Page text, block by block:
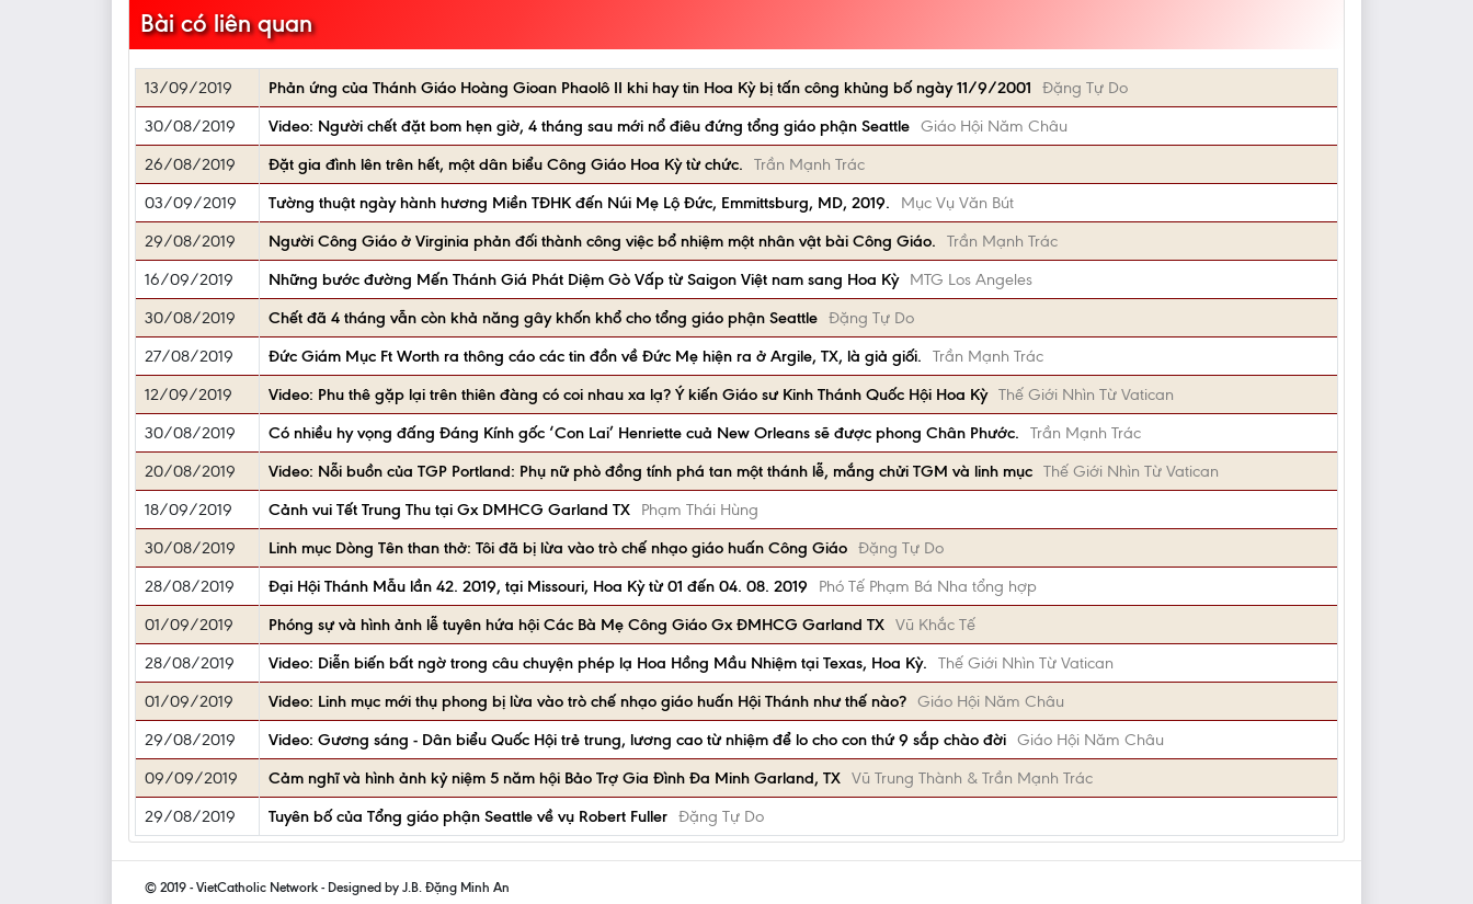
Bài có liên quan
13/09/2019 Phản ứng của Thánh Giáo Hoàng Gioan Phaolô II khi hay tin Hoa Kỳ bị tấn công khủng bố ngày 11/9/2001
Đặng Tự Do
30/08/2019
Video: Người chết đặt bom hẹn giờ, 4 tháng sau mới nổ điêu đứng tổng giáo phận Seattle Giáo Hội Năm Châu
26/08/2019
Đặt gia đình lên trên hết, một dân biểu Công Giáo Hoa Kỳ từ chức.
Trần Mạnh Trác
03/09/2019
Tường thuật ngày hành hương Miền TĐHK đến Núi Mẹ Lộ Đức, Emmittsburg, MD, 2019.
Mục Vụ Văn Bút
29/08/2019
Người Công Giáo ở Virginia phản đối thành công việc bổ nhiệm một nhân vật bài Công Giáo.
Trần Mạnh Trác
16/09/2019
Những bước đường Mến Thánh Giá Phát Diệm Gò Vấp từ Saigon Việt nam sang Hoa Kỳ
MTG Los Angeles
30/08/2019
Chết đã 4 tháng vẫn còn khả năng gây khốn khổ cho tổng giáo phận Seattle Đặng Tự Do
27/08/2019
Đức Giám Mục Ft Worth ra thông cáo các tin đồn về Đức Mẹ hiện ra ở Argile, TX, là giả giối.
Trần Mạnh Trác
12/09/2019
Video: Phu thê gặp lại trên thiên đàng có coi nhau xa lạ? Ý kiến Giáo sư Kinh Thánh Quốc Hội Hoa Kỳ Thế Giới Nhìn Từ Vatican
30/08/2019
Có nhiều hy vọng đấng Đáng Kính gốc ‘Con Lai’ Henriette cuả New Orleans sẽ được phong Chân Phước.
Trần Mạnh Trác
20/08/2019
Video: Nỗi buồn của TGP Portland: Phụ nữ phò đồng tính phá tan một thánh lễ, mắng chửi TGM và linh mục Thế Giới Nhìn Từ Vatican
18/09/2019
Cảnh vui Tết Trung Thu tại Gx DMHCG Garland TX
Phạm Thái Hùng
30/08/2019
Linh mục Dòng Tên than thở: Tôi đã bị lừa vào trò chế nhạo giáo huấn Công Giáo Đặng Tự Do
28/08/2019
Đại Hội Thánh Mẫu lần 42. 2019, tại Missouri, Hoa Kỳ từ 01 đến 04. 08. 2019
Phó Tế Phạm Bá Nha tổng hợp
01/09/2019
Phóng sự và hình ảnh lễ tuyên hứa hội Các Bà Mẹ Công Giáo Gx ĐMHCG Garland TX Vũ Khắc Tế
28/08/2019
Video: Diễn biến bất ngờ trong câu chuyện phép lạ Hoa Hồng Mầu Nhiệm tại Texas, Hoa Kỳ.
Thế Giới Nhìn Từ Vatican
01/09/2019
Video: Linh mục mới thụ phong bị lừa vào trò chế nhạo giáo huấn Hội Thánh như thế nào? Giáo Hội Năm Châu
29/08/2019
Video: Gương sáng - Dân biểu Quốc Hội trẻ trung, lương cao từ nhiệm để lo cho con thứ 9 sắp chào đời Giáo Hội Năm Châu
09/09/2019
Cảm nghĩ và hình ảnh kỷ niệm 5 năm hội Bảo Trợ Gia Đình Đa Minh Garland, TX Vũ Trung Thành & Trần Mạnh Trác
29/08/2019
Tuyên bố của Tổng giáo phận Seattle về vụ Robert Fuller Đặng Tự Do
© 2019 - VietCatholic Network - Designed by J.B. Đặng Minh An